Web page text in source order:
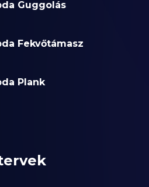
Guggolás
Fekvőtámasz
Plank